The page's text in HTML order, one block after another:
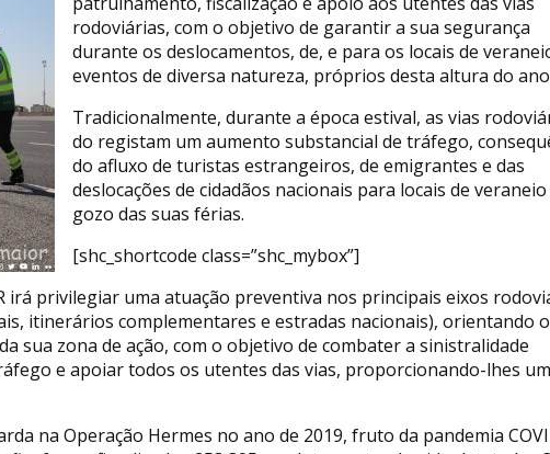
rodoviárias, com o objetivo de garantir a sua segurança
durante os deslocamentos, de, e para os locais de
eventos de diversa natureza, próprios desta altura do
Tradicionalmente, durante a época estival, as vias
do registam um aumento substancial de tráfego,
do afluxo de turistas estrangeiros, de emigrantes e das
deslocações de cidadãos nacionais para locais de
gozo das suas férias.
[shc_shortcode class=”shc_mybox”]
irá privilegiar uma atuação preventiva nos principais eixos
itinerários complementares e estradas nacionais), orientando o
sua zona de ação, com o objetivo de combater a sinistralidade
e apoiar todos os utentes das vias, proporcionando-lhes
na Operação Hermes no ano de 2019, fruto da pandemia